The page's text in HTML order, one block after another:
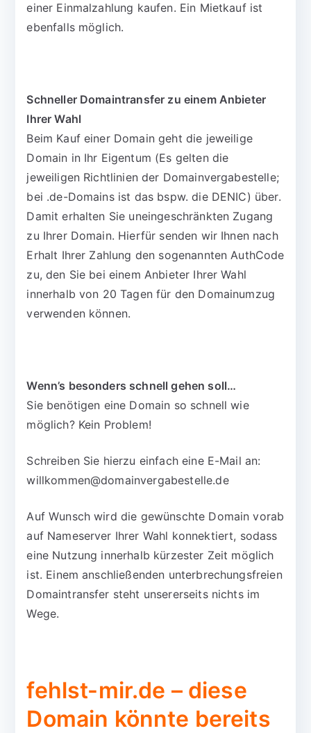
einer Einmalzahlung kaufen. Ein Mietkauf ist
ebenfalls möglich.
Schneller Domaintransfer zu einem Anbieter
Ihrer Wahl
Beim Kauf einer Domain geht die jeweilige
Domain in Ihr Eigentum (Es gelten die
jeweiligen Richtlinien der Domainvergabestelle;
bei .de-Domains ist das bspw. die DENIC) über.
Damit erhalten Sie uneingeschränkten Zugang
zu Ihrer Domain. Hierfür senden wir Ihnen nach
Erhalt Ihrer Zahlung den sogenannten AuthCode
zu, den Sie bei einem Anbieter Ihrer Wahl
innerhalb von 20 Tagen für den Domainumzug
verwenden können.
Wenn’s besonders schnell gehen soll…
Sie benötigen eine Domain so schnell wie
möglich? Kein Problem!
Schreiben Sie hierzu einfach eine E-Mail an:
willkommen@domainvergabestelle.de
Auf Wunsch wird die gewünschte Domain vorab
auf Nameserver Ihrer Wahl konnektiert, sodass
eine Nutzung innerhalb kürzester Zeit möglich
ist. Einem anschließenden unterbrechungsfreien
Domaintransfer steht unsererseits nichts im
Wege.
fehlst-mir.de – diese
Domain könnte bereits